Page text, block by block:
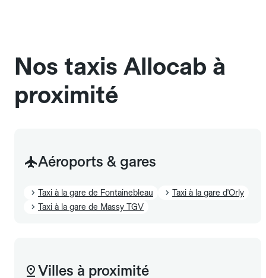
Nos taxis Allocab à
proximité
Aéroports & gares
Taxi à la gare de Fontainebleau
Taxi à la gare d'Orly
Taxi à la gare de Massy TGV
Villes à proximité